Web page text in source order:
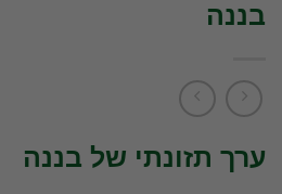
בננה
ערך תזונתי של בננה